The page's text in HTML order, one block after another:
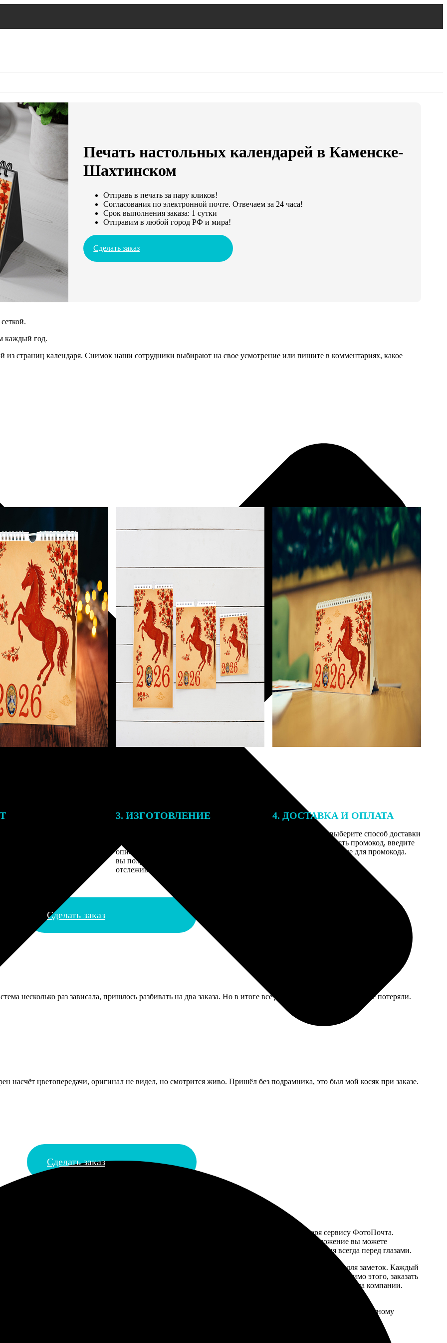
Печать настольных календарей в Каменске-
Шахтинском
Отправь в печать за пару кликов!
Согласования по электронной почте. Отвечаем за 24 часа!
Срок выполнения заказа: 1 сутки
Отправим в любой город РФ и мира!
Сделать заказ
каждый год.
страниц календаря. Снимок наши сотрудники выбирают на свое усмотрение или пишите в комментариях, какое
3. ИЗГОТОВЛЕНИЕ
описанием заказа. Когда отправим заказ
вы получите письмо с трек-номером для
отслеживания.
4. ДОСТАВКА И ОПЛАТА
Введите адрес и выберите способ доставки
заказа. Если у вас есть промокод, введите
его в специальное поле для промокода.
Сделать заказ
несколько раз зависала, пришлось разбивать на два заказа. Но в итоге все до одной дошли, ни одной не потеряли.
насчёт цветопередачи, оригинал не видел, но смотрится живо. Пришёл без подрамника, это был мой косяк при заказе.
Сделать заказ
онлайн
календарь теперь доступна всем жителям города Каменск-Шахтинский благодаря сервису ФотоПочта.
таким простым и доступным. Всего за несколько минут на сайте или через мобильное приложение вы можете
Эта услуга идеально подходит для тех, кто хочет держать особенные даты и воспоминания всегда перед глазами.
варианты календарей: от стандартных перекидных до квартальных с выделенным пространством для заметок. Каждый
фотографиями, создавая не только функциональный, но и эмоционально значимый предмет. Помимо этого, заказать
клиентов становится отличным способом поддержки корпоративного духа и укрепления бренда компании.
быстро добавить свои фотографии, выбрать месяц начала календарного года и определиться с
не только просто, но и интересно, благодаря широкому выбору доступных шаблонов и интуитивно понятному